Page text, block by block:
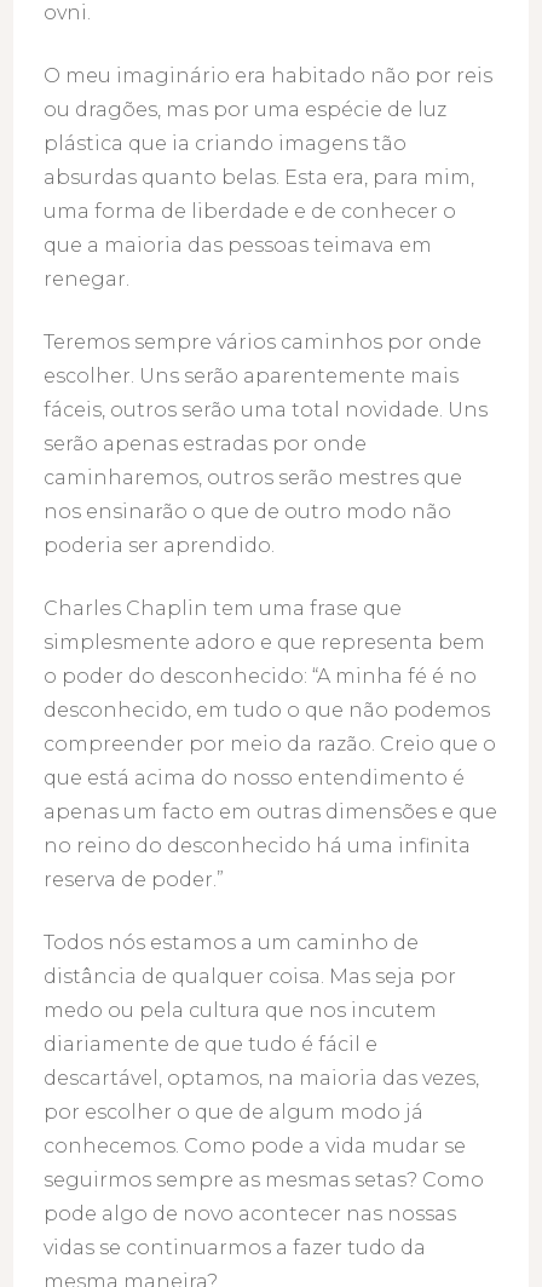
ovni.
O meu imaginário era habitado não por reis
ou dragões, mas por uma espécie de luz
plástica que ia criando imagens tão
absurdas quanto belas. Esta era, para mim,
uma forma de liberdade e de conhecer o
que a maioria das pessoas teimava em
renegar.
Teremos sempre vários caminhos por onde
escolher. Uns serão aparentemente mais
fáceis, outros serão uma total novidade. Uns
serão apenas estradas por onde
caminharemos, outros serão mestres que
nos ensinarão o que de outro modo não
poderia ser aprendido.
Charles Chaplin tem uma frase que
simplesmente adoro e que representa bem
o poder do desconhecido: “A minha fé é no
desconhecido, em tudo o que não podemos
compreender por meio da razão. Creio que o
que está acima do nosso entendimento é
apenas um facto em outras dimensões e que
no reino do desconhecido há uma infinita
reserva de poder.”
Todos nós estamos a um caminho de
distância de qualquer coisa. Mas seja por
medo ou pela cultura que nos incutem
diariamente de que tudo é fácil e
descartável, optamos, na maioria das vezes,
por escolher o que de algum modo já
conhecemos. Como pode a vida mudar se
seguirmos sempre as mesmas setas? Como
pode algo de novo acontecer nas nossas
vidas se continuarmos a fazer tudo da
mesma maneira?